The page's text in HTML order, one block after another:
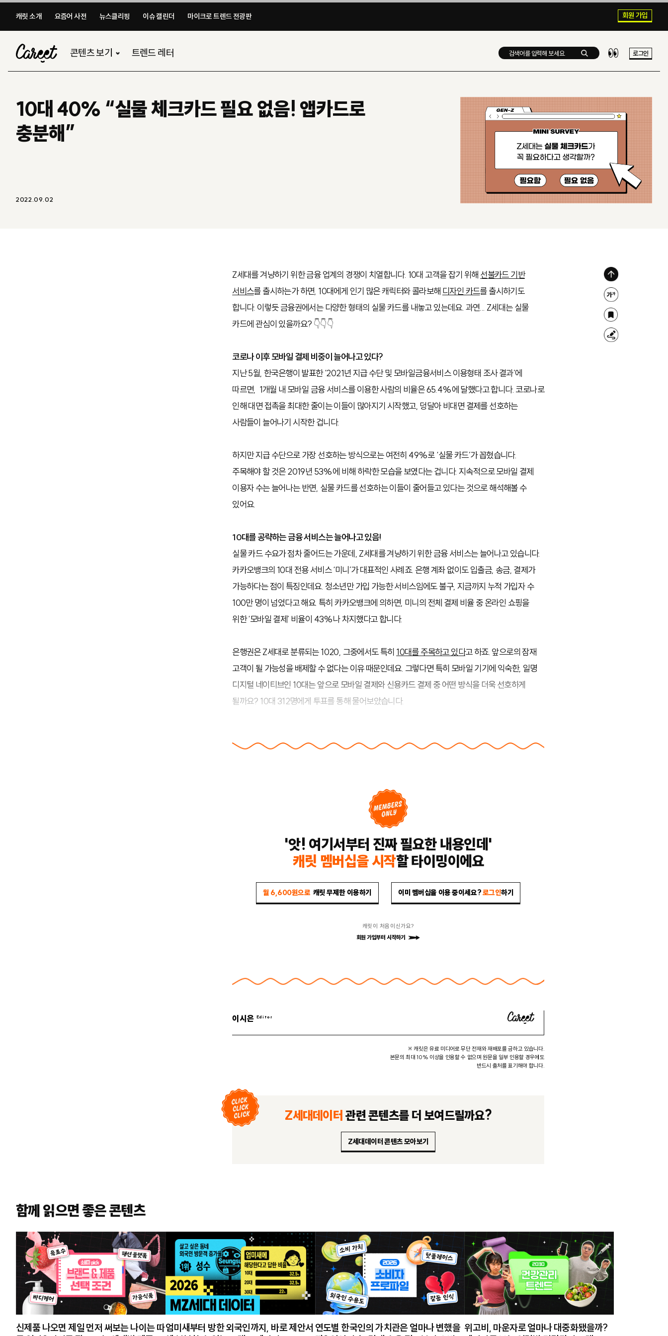
캐릿 소개 요즘어 사전 뉴스클리핑 이슈 캘린더 마이크로 트렌드 전광판​ 회원 가입
콘텐츠 보기 트렌드 레터 로그인
10대 40% “실물 체크카드 필요 없음! 앱카드로
충분해”
2022.09.02
Z세대를 겨냥하기 위한 금융 업계의 경쟁이 치열합니다. 10대 고객을 잡기 위해 선불카드 기반
서비스를 출시하는가 하면, 10대에게 인기 많은 캐릭터와 콜라보해 디자인 카드를 출시하기도
합니다. 이렇듯 금융권에서는 다양한 형태의 실물 카드를 내놓고 있는데요. 과연... Z세대는 실물
카드에 관심이 있을까요? 👇👇👇
코로나 이후 모바일 결제 비중이 늘어나고 있다?
지난 5월, 한국은행이 발표한 ‘2021년 지급 수단 및 모바일금융서비스 이용형태 조사 결과’에
따르면, 1개월 내 모바일 금융 서비스를 이용한 사람의 비율은 65.4%에 달했다고 합니다. 코로나로
인해 대면 접촉을 최대한 줄이는 이들이 많아지기 시작했고, 덩달아 비대면 결제를 선호하는
사람들이 늘어나기 시작한 겁니다.
하지만 지급 수단으로 가장 선호하는 방식으로는 여전히 49%로 ‘실물 카드’가 꼽혔습니다.
주목해야 할 것은 2019년 53%에 비해 하락한 모습을 보였다는 겁니다. 지속적으로 모바일 결제
이용자 수는 늘어나는 반면, 실물 카드를 선호하는 이들이 줄어들고 있다는 것으로 해석해볼 수
있어요.
10대를 공략하는 금융 서비스는 늘어나고 있음!
실물 카드 수요가 점차 줄어드는 가운데, Z세대를 겨냥하기 위한 금융 서비스는 늘어나고 있습니다.
카카오뱅크의 10대 전용 서비스 ‘미니’가 대표적인 사례죠. 은행 계좌 없이도 입출금, 송금, 결제가
가능하다는 점이 특징인데요. 청소년만 가입 가능한 서비스임에도 불구, 지금까지 누적 가입자 수
100만 명이 넘었다고 해요. 특히 카카오뱅크에 의하면, 미니의 전체 결제 비율 중 온라인 쇼핑을
위한 ‘모바일 결제’ 비율이 43%나 차지했다고 합니다.
은행권은 Z세대로 분류되는 1020, 그중에서도 특히 10대를 주목하고 있다고 하죠. 앞으로의 잠재
고객이 될 가능성을 배제할 수 없다는 이유 때문인데요. 그렇다면 특히 모바일 기기에 익숙한, 일명
디지털 네이티브인 10대는 앞으로 모바일 결제와 신용카드 결제 중 어떤 방식을 더욱 선호하게
될까요? 10대 312명에게 투표를 통해 물어보았습니다.
'앗! 여기서부터 진짜 필요한 내용인데'
캐릿 멤버십을 시작할 타이밍이에요
월 6,600원으로 캐릿 무제한 이용하기 이미 멤버십을 이용 중이세요?로그인하기
캐릿이 처음이신가요?
회원 가입부터 시작하기
이시은
※ 캐릿은 유료 미디어로 무단 전재와 재배포를 금하고 있습니다.
본문의 최대 10% 이상을 인용할 수 없으며 원문을 일부 인용할 경우에도
반드시 출처를 표기해야 합니다.
Z세대데이터 관련 콘텐츠를 더 보여드릴까요?
Z세대데이터 콘텐츠 모아보기
위
로
가
기
글
자
크
기
북
마
형
함께 읽으면 좋은 콘텐츠
신제품 나오면 제일 먼저 써보는 나이는 따엄미새부터 방한 외국인까지, 바로 제안서 연도별 한국인의 가치관은 얼마나 변했을 위고비, 마운자로 얼마나 대중화됐을까?